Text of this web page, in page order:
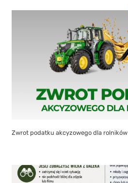
Zwrot podatku akcyzowego dla rolników